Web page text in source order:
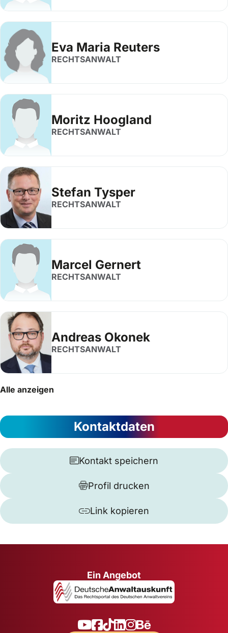
Eva Maria Reuters
RECHTSANWALT
Moritz Hoogland
RECHTSANWALT
Stefan Tysper
RECHTSANWALT
Marcel Gernert
RECHTSANWALT
Andreas Okonek
RECHTSANWALT
Alle anzeigen
Kontaktdaten
Kontakt speichern
Profil drucken
Link kopieren
Ein Angebot